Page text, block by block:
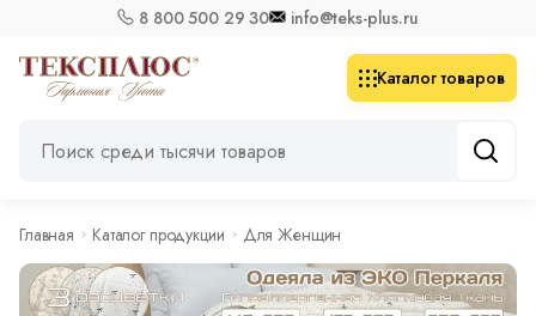
8 800 500 29 30 info@teks-plus.ru
Каталог товаров
Главная Каталог продукции Для Женщин